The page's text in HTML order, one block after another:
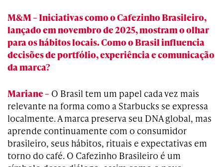
M&M – Iniciativas como o Cafezinho Brasileiro,
lançado em novembro de 2025, mostram o olhar
para os hábitos locais. Como o Brasil influencia
decisões de portfólio, experiência e comunicação
da marca?
Mariane – O Brasil tem um papel cada vez mais
relevante na forma como a Starbucks se expressa
localmente. A marca preserva seu DNA global, mas
aprende continuamente com o consumidor
brasileiro, seus hábitos, rituais e expectativas em
torno do café. O Cafezinho Brasileiro é um